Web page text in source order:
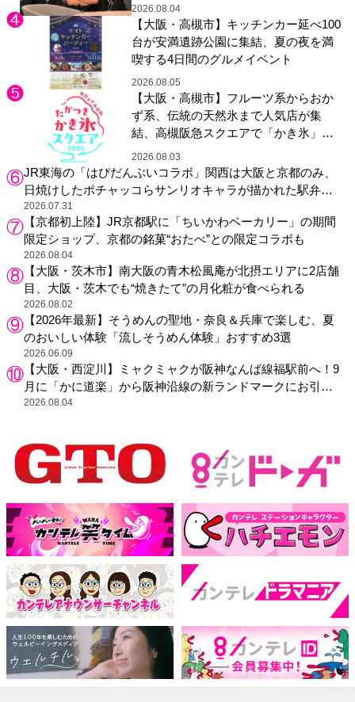
2026.08.04
【大阪・高槻市】キッチンカー延べ100
台が安満遺跡公園に集結、夏の夜を満
喫する4日間のグルメイベント
2026.08.05
【大阪・高槻市】フルーツ系からおか
ず系、伝統の天然氷まで人気店が集
結、高槻阪急スクエアで「かき氷」祭
り
2026.08.03
JR東海の「はぴだんぶいコラボ」関西は大阪と京都のみ、
日焼けしたポチャッコらサンリオキャラが描かれた駅弁や
グッズが登場
2026.07.31
【京都初上陸】JR京都駅に「ちいかわベーカリー」の期間
限定ショップ、京都の銘菓“おたべ”との限定コラボも
2026.08.04
【大阪・茨木市】南大阪の青木松風庵が北摂エリアに2店舗
目、大阪・茨木でも“焼きたて”の月化粧が食べられる
2026.08.02
【2026年最新】そうめんの聖地・奈良＆兵庫で楽しむ、夏
のおいしい体験「流しそうめん体験」おすすめ3選
2026.06.09
【大阪・西淀川】ミャクミャクが阪神なんば線福駅前へ！9
月に「かに道楽」から阪神沿線の新ランドマークにお引っ
越し
2026.08.04